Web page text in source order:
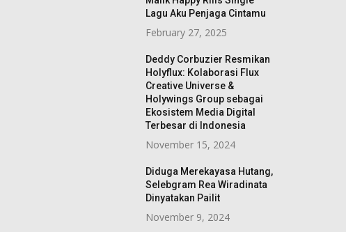
Lagu Aku Penjaga Cintamu
February 27, 2025
Deddy Corbuzier Resmikan
Holyflux: Kolaborasi Flux
Creative Universe &
Holywings Group sebagai
Ekosistem Media Digital
Terbesar di Indonesia
November 15, 2024
Diduga Merekayasa Hutang,
Selebgram Rea Wiradinata
Dinyatakan Pailit
November 9, 2024